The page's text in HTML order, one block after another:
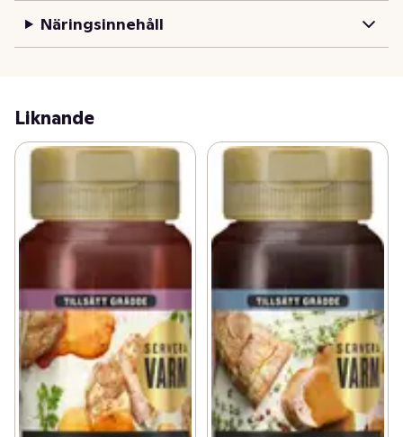
Näringsinnehåll
Liknande